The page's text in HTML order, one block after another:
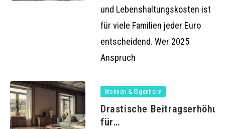
und Lebenshaltungskosten ist
für viele Familien jeder Euro
entscheidend. Wer 2025
Anspruch
Wohnen & Eigenheim
Drastische
für